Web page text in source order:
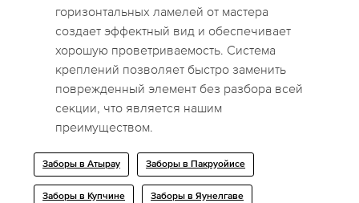
горизонтальных ламелей от мастера
создает эффектный вид и обеспечивает
хорошую проветриваемость. Система
креплений позволяет быстро заменить
поврежденный элемент без разбора всей
секции, что является нашим
преимуществом.
Заборы в Атырау Заборы в Пакруойисе
Заборы в Купчине Заборы в Яунелгаве